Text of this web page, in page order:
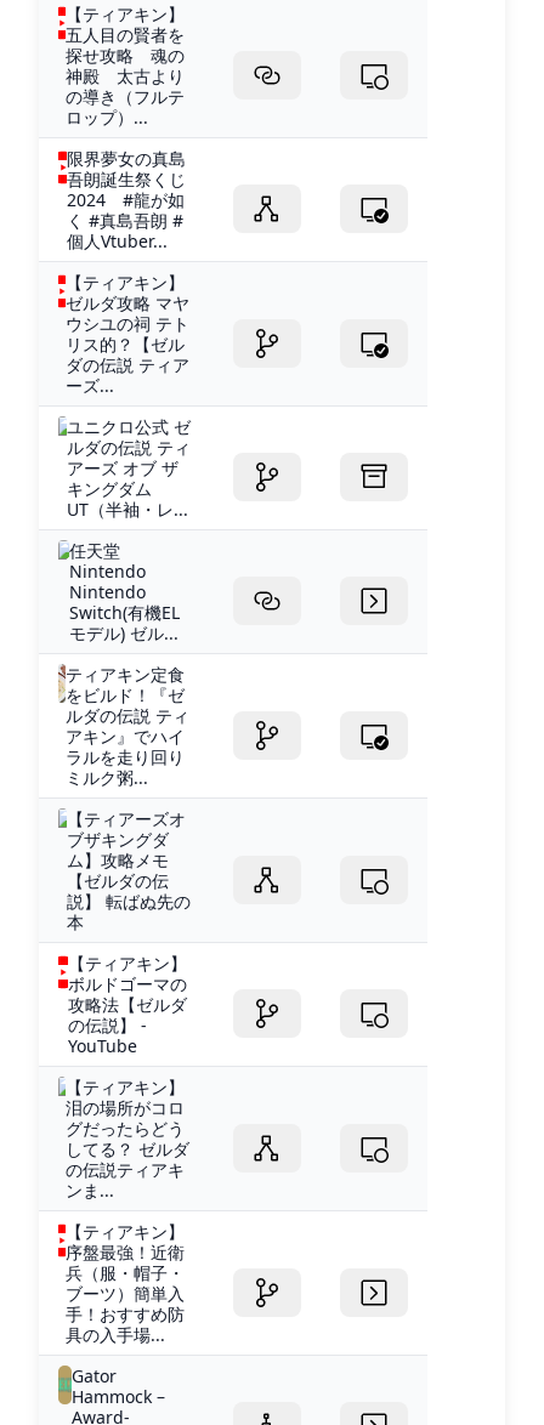
【ティアキン】
五人目の賢者を
探せ攻略 魂の
神殿 太古より
の導き（フルテ
ロップ）...
限界夢女の真島
吾朗誕生祭くじ
2024 #龍が如
く #真島吾朗 #
個人Vtuber...
【ティアキン】
ゼルダ攻略 マヤ
ウシユの祠 テト
リス的？【ゼル
ダの伝説 ティア
ーズ...
ユニクロ公式 ゼ
ルダの伝説 ティ
アーズ オブ ザ
キングダム
UT（半袖・レ...
任天堂
Nintendo
Nintendo
Switch(有機EL
モデル) ゼル...
ティアキン定食
をビルド！『ゼ
ルダの伝説 ティ
アキン』でハイ
ラルを走り回り
ミルク粥...
【ティアーズオ
ブザキングダ
ム】攻略メモ
【ゼルダの伝
説】 転ばぬ先の
本
【ティアキン】
ボルドゴーマの
攻略法【ゼルダ
の伝説】 -
YouTube
【ティアキン】
泪の場所がコロ
グだったらどう
してる？ ゼルダ
の伝説ティアキ
ンま...
【ティアキン】
序盤最強！近衛
兵（服・帽子・
ブーツ）簡単入
手！おすすめ防
具の入手場...
Gator
Hammock –
Award-